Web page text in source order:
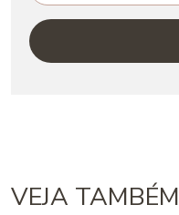
VEJA TAMBÉM